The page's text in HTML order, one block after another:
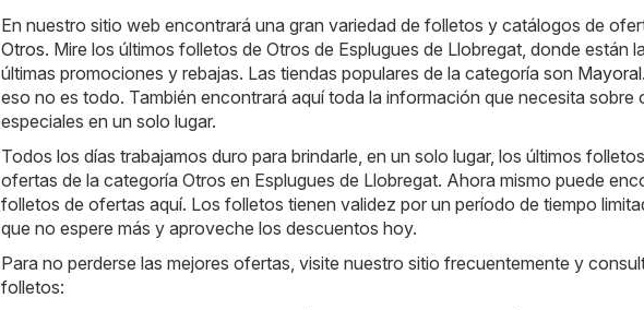
En nuestro sitio web encontrará una gran variedad de folletos y catálogos de
Otros. Mire los últimos folletos de Otros de Esplugues de Llobregat, donde están
últimas promociones y rebajas. Las tiendas populares de la categoría son Mayoral
eso no es todo. También encontrará aquí toda la información que necesita sobre
especiales en un solo lugar.
Todos los días trabajamos duro para brindarle, en un solo lugar, los últimos
ofertas de la categoría Otros en Esplugues de Llobregat. Ahora mismo puede
folletos de ofertas aquí. Los folletos tienen validez por un período de tiempo
que no espere más y aproveche los descuentos hoy.
Para no perderse las mejores ofertas, visite nuestro sitio frecuentemente y
folletos: